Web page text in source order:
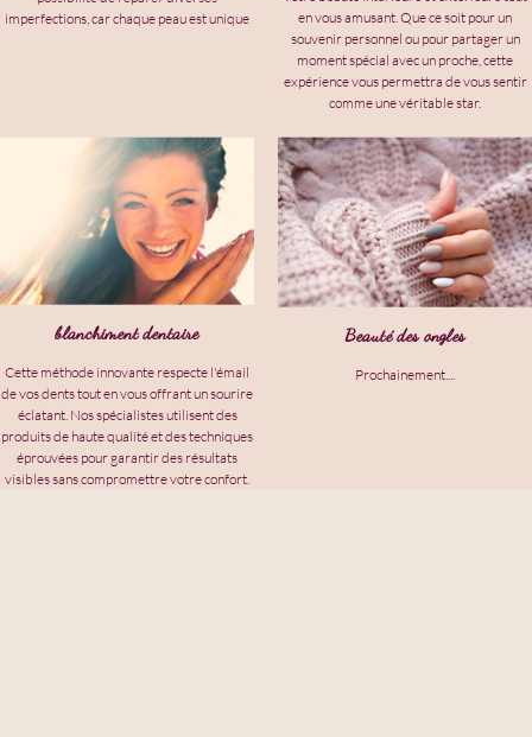
imperfections, car chaque peau est unique
en vous amusant. Que ce soit pour un
souvenir personnel ou pour partager un
moment spécial avec un proche, cette
expérience vous permettra de vous sentir
comme une véritable star.
blanchiment dentaire
Cette méthode innovante respecte l'émail
de vos dents tout en vous offrant un sourire
éclatant. Nos spécialistes utilisent des
produits de haute qualité et des techniques
éprouvées pour garantir des résultats
visibles sans compromettre votre confort.
Beauté des ongles
Prochainement....